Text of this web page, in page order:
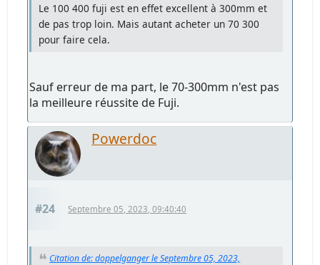
Le 100 400 fuji est en effet excellent à 300mm et
de pas trop loin. Mais autant acheter un 70 300
pour faire cela.
Sauf erreur de ma part, le 70-300mm n'est pas
la meilleure réussite de Fuji.
Powerdoc
#24 Septembre 05, 2023, 09:40:40
Citation de: doppelganger le Septembre 05, 2023,